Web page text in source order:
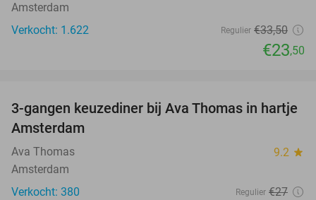
Amsterdam
Verkocht: 1.622
Regulier €33,50
€23,50
37%
3-gangen keuzediner bij Ava Thomas in hartje
Amsterdam
Ava Thomas 9.2 star
Amsterdam
Verkocht: 380
Regulier €27